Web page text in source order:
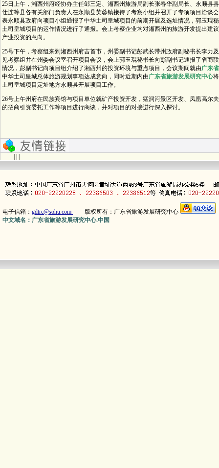
25日上午，湘西州府经协办主任邹三定、湘西州旅游局副长张春华副局长、永顺县
仕连等县各有关部门负责人在永顺县芙蓉镇接待了考察小组并召开了专项项目洽谈
表永顺县政府向项目小组通报了中华土司皇城项目的前期开展及选址情况，郭玉琨
土司皇城项目的运作情况进行了通报。会上考察企业均对湘西州的旅游开发提出建
产业投资的意向。
25号下午，考察组来到湘西州府吉首市，州委副书记彭武长带州政府副秘书长李力
见考察组并在州委会议室召开项目会议，会上郭玉琨秘书长向彭副书记通报了省商
情况，彭副书记向项目组介绍了湘西州的投资环境与重点项目，会议期间就由广东
中华土司皇城总体旅游规划事项达成意向，同时近期内由广东省旅游发展研究中心
土司皇城项目定址地方永顺县开展项目工作。
26号上午州府在民族宾馆与项目单位就矿产投资开发，猛洞河景区开发、凤凰高尔
的招商引资委托工作等项目进行商谈，并对项目的对接进行深入探讨。
电子信箱： gdtrc@sohu.com 版权所有：广东省旅游发展研究中心
中文域名：广东省旅游发展研究中心.中国